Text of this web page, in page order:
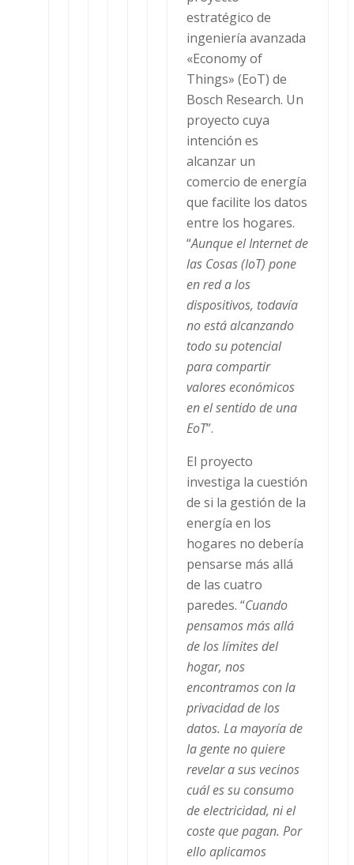
estratégico de
ingeniería avanzada
«Economy of
Things» (EoT) de
Bosch Research. Un
proyecto cuya
intención es
alcanzar un
comercio de energía
que facilite los datos
entre los hogares.
“Aunque el Internet de
las Cosas (IoT) pone
en red a los
dispositivos, todavía
no está alcanzando
todo su potencial
para compartir
valores económicos
en el sentido de una
EoT”.
El proyecto
investiga la cuestión
de si la gestión de la
energía en los
hogares no debería
pensarse más allá
de las cuatro
paredes. “Cuando
pensamos más allá
de los límites del
hogar, nos
encontramos con la
privacidad de los
datos. La mayoría de
la gente no quiere
revelar a sus vecinos
cuál es su consumo
de electricidad, ni el
coste que pagan. Por
ello aplicamos